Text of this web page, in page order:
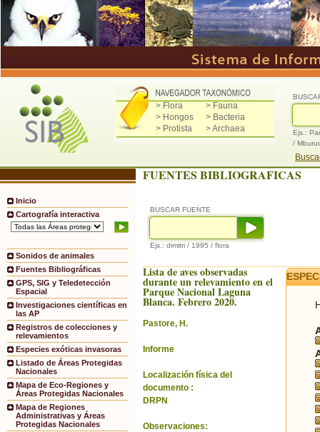
> Flora
> Fauna
> Hongos
> Bacteria
> Protista
> Archaea
Ejs.:
/
Inicio
Cartografía interactiva
Sonidos de animales
Fuentes Bibliográficas
GPS, SIG y Teledetección
Espacial
Investigaciones científicas en
las AP
Registros de colecciones y
relevamientos
Especies exóticas invasoras
Listado de Áreas Protegidas
Nacionales
Mapa de Eco-Regiones y
Áreas Protegidas Nacionales
Mapa de Regiones
Administrativas y Áreas
Protegidas Nacionales
FUENTES BIBLIOGRAFICAS
BUSCAR FUENTE
Ejs.: dimitri / 1995 / flora
Lista de aves observadas
durante un relevamiento en el
Parque Nacional Laguna
Blanca. Febrero 2020.
Pastore, H.
Informe
Localización física del
documento :
DRPN
Observaciones: